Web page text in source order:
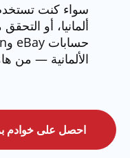
سواء كنت تستخدم
ألمانيا، أو
الألمانية — من
احصل على خوادم